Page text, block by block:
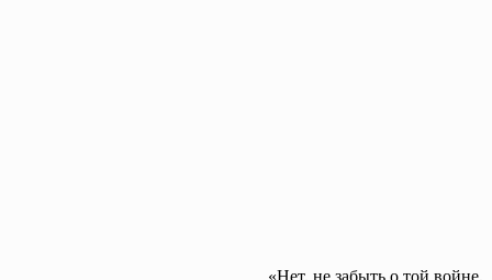
«Нет, не забыть о той войне,